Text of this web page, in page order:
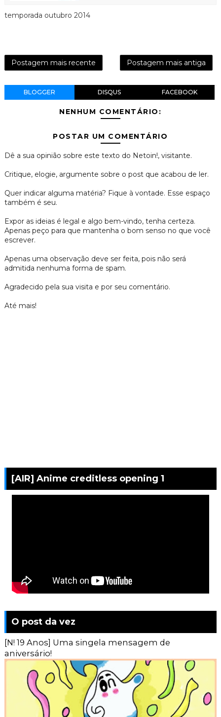
temporada outubro 2014
Postagem mais recente Postagem mais antiga
BLOGGER DISQUS FACEBOOK
NENHUM COMENTÁRIO:
POSTAR UM COMENTÁRIO
Dê a sua opinião sobre este texto do Netoin!, visitante.
Critique, elogie, argumente sobre o post que acabou de ler.
Quer indicar alguma matéria? Fique à vontade. Esse espaço
também é seu.
Expor as ideias é legal e algo bem-vindo, tenha certeza.
Apenas peço para que mantenha o bom senso no que você
escrever.
Apenas uma observação deve ser feita, pois não será
admitida nenhuma forma de spam.
Agradecido pela sua visita e por seu comentário.
Até mais!
[AIR] Anime creditless opening 1
O post da vez
[N! 19 Anos] Uma singela mensagem de
aniversário!